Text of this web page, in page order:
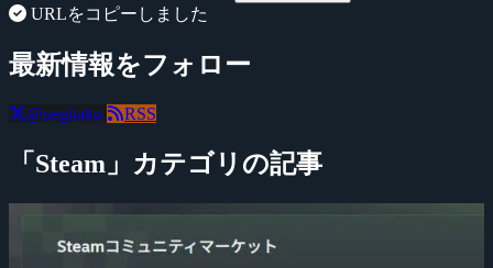
URLをコピーしました
最新情報をフォロー
@negitaku RSS
「Steam」カテゴリの記事